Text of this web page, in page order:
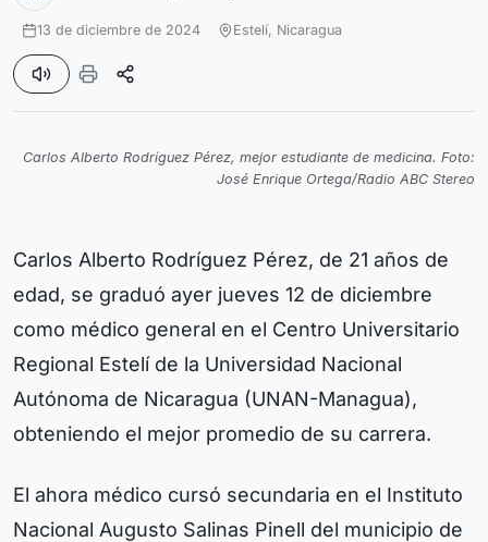
13 de diciembre de 2024 Estelí, Nicaragua
Carlos Alberto Rodríguez Pérez, mejor estudiante de medicina. Foto:
José Enrique Ortega/Radio ABC Stereo
Carlos Alberto Rodríguez Pérez, de 21 años de
edad, se graduó ayer jueves 12 de diciembre
como médico general en el Centro Universitario
Regional Estelí de la Universidad Nacional
Autónoma de Nicaragua (UNAN-Managua),
obteniendo el mejor promedio de su carrera.
El ahora médico cursó secundaria en el Instituto
Nacional Augusto Salinas Pinell del municipio de